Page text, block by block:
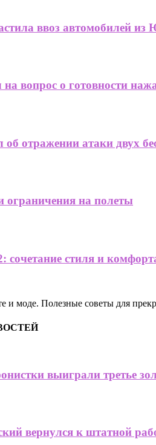
ввоз автомобилей
на вопрос о готовности
об отражении атаки двух
ограничения на полеты
сочетание стиля и
и моде. Полезные советы для
выиграли третье
вернулся к штатной